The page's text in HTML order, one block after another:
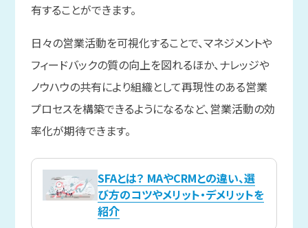
有することができます。
日々の営業活動を可視化することで、マネジメントや
フィードバックの質の向上を図れるほか、ナレッジや
ノウハウの共有により組織として再現性のある営業
プロセスを構築できるようになるなど、営業活動の効
率化が期待できます。
SFAとは？ MAやCRMとの違い、選
び方のコツやメリット・デメリットを
紹介